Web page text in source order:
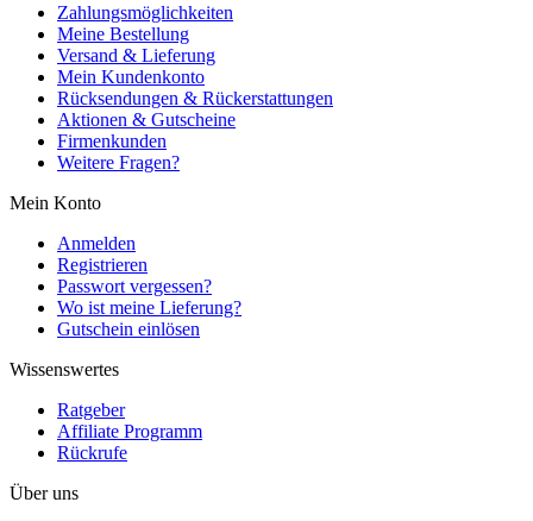
Zahlungsmöglichkeiten
Meine Bestellung
Versand & Lieferung
Mein Kundenkonto
Rücksendungen & Rückerstattungen
Aktionen & Gutscheine
Firmenkunden
Weitere Fragen?
Mein Konto
Anmelden
Registrieren
Passwort vergessen?
Wo ist meine Lieferung?
Gutschein einlösen
Wissenswertes
Ratgeber
Affiliate Programm
Rückrufe
Über uns